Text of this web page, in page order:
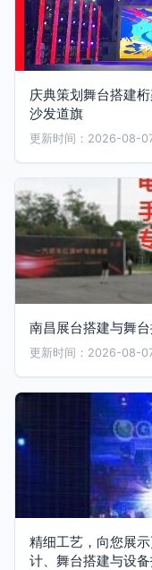
庆典策划舞台搭建
沙发道旗
更新时间：2026-08-
南昌展台搭建与舞
更新时间：2026-08-
精细工艺，向您展
计、舞台搭建与设